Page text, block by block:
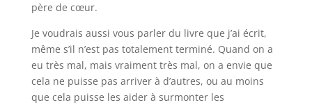
père de cœur.
Je voudrais aussi vous parler du livre que j’ai écrit,
même s’il n’est pas totalement terminé. Quand on a
eu très mal, mais vraiment très mal, on a envie que
cela ne puisse pas arriver à d’autres, ou au moins
que cela puisse les aider à surmonter les